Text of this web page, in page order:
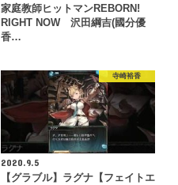
家庭教師ヒットマンREBORN!
RIGHT NOW 沢田綱吉(國分優
香…
寺崎裕香
2020.9.5
【グラブル】ラグナ【フェイトエ